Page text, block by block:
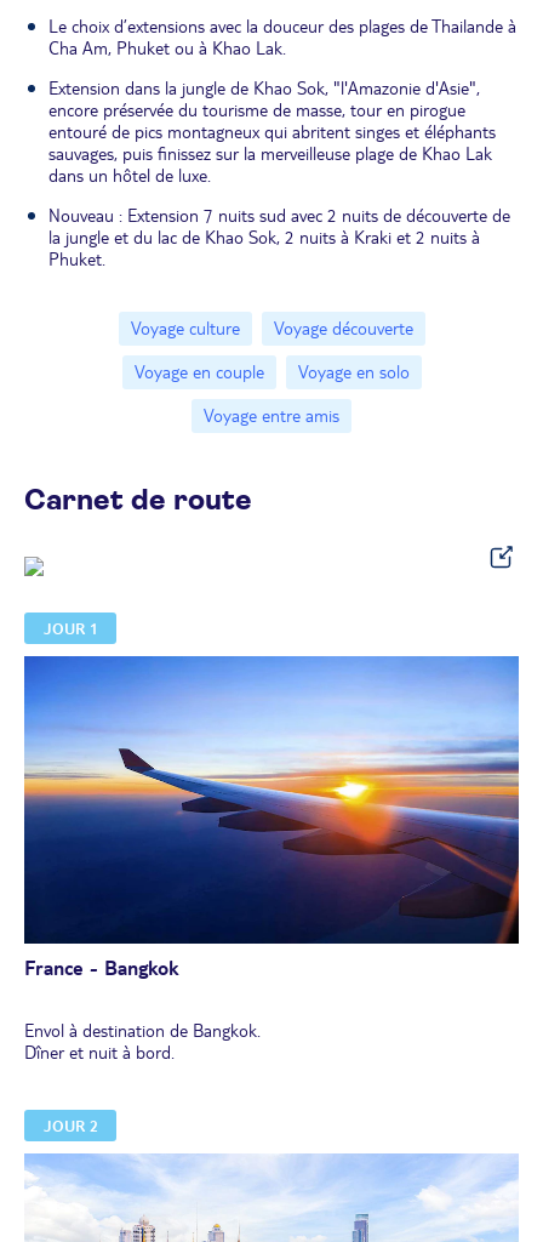
Le choix d’extensions avec la douceur des plages de Thailande à
Cha Am, Phuket ou à Khao Lak.
Extension dans la jungle de Khao Sok, "l'Amazonie d'Asie",
encore préservée du tourisme de masse, tour en pirogue
entouré de pics montagneux qui abritent singes et éléphants
sauvages, puis finissez sur la merveilleuse plage de Khao Lak
dans un hôtel de luxe.
Nouveau : Extension 7 nuits sud avec 2 nuits de découverte de
la jungle et du lac de Khao Sok, 2 nuits à Kraki et 2 nuits à
Phuket.
Voyage culture
Voyage découverte
Voyage en couple
Voyage en solo
Voyage entre amis
Carnet de route
JOUR 1
France - Bangkok
Envol à destination de Bangkok.
Dîner et nuit à bord.
JOUR 2